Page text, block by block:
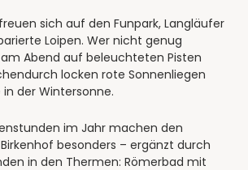
sich auf den Funpark, Langläufer
Loipen. Wer nicht genug
Abend auf beleuchteten Pisten
locken rote Sonnenliegen
der Wintersonne.
im Jahr machen den
besonders – ergänzt durch
in den Thermen: Römerbad mit